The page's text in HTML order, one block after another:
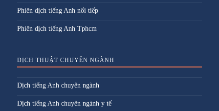
Phiên dịch tiếng Anh nối tiếp
Phiên dịch tiếng Anh Tphcm
DỊCH THUẬT CHUYÊN NGÀNH
Dịch tiếng Anh chuyên ngành
Dịch tiếng Anh chuyên ngành y tế